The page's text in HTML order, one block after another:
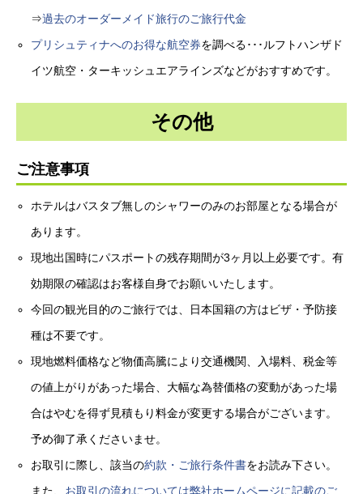
⇒過去のオーダーメイド旅行のご旅行代金
プリシュティナへのお得な航空券を調べる･･･ルフトハンザド
イツ航空・ターキッシュエアラインズなどがおすすめです。
その他
ご注意事項
ホテルはバスタブ無しのシャワーのみのお部屋となる場合が
あります。
現地出国時にパスポートの残存期間が3ヶ月以上必要です。有
効期限の確認はお客様自身でお願いいたします。
今回の観光目的のご旅行では、日本国籍の方はビザ・予防接
種は不要です。
現地燃料価格など物価高騰により交通機関、入場料、税金等
の値上がりがあった場合、大幅な為替価格の変動があった場
合はやむを得ず見積もり料金が変更する場合がございます。
予め御了承くださいませ。
お取引に際し、該当の約款・ご旅行条件書をお読み下さい。
また、 お取引の流れについては弊社ホームページに記載のご